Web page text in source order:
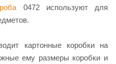
0472 используют для
картонные коробки на
ему размеры коробки и